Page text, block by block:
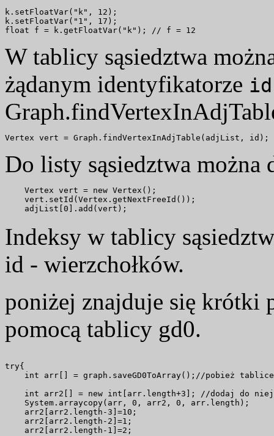
k.setFloatVar("k", 12);
k.setFloatVar("1", 17);
W tablicy sąsiedztwa
żądanym identyfikatorze id
Do listy sąsiedztwa można
    Vertex vert = new Vertex();
    vert.setId(Vertex.getNextFreeId());
Indeksy w tablicy
id - wierzchołków.
poniżej znajduje się krótki
pomocą tablicy gd0.
try{
    int arr[] = graph.saveGD0ToArray();//pobież tablice
int arr2[] = new int[arr.length+3]; //dodaj do
    System.arraycopy(arr, 0, arr2, 0, arr.length);
    arr2[arr2.length-3]=10;
    arr2[arr2.length-2]=1;
    arr2[arr2.length-1]=2;